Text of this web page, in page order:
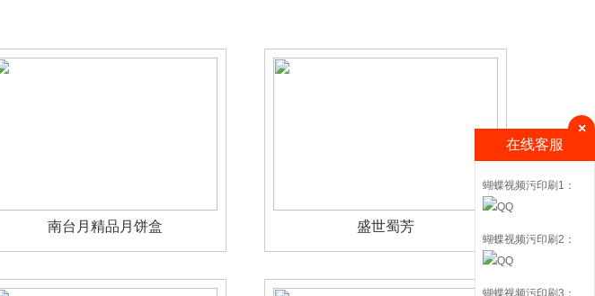
南台月精品月饼盒 盛世蜀芳
在线客服
×
蝴蝶视频污印刷1：
蝴蝶视频污印刷2：
蝴蝶视频污印刷3：